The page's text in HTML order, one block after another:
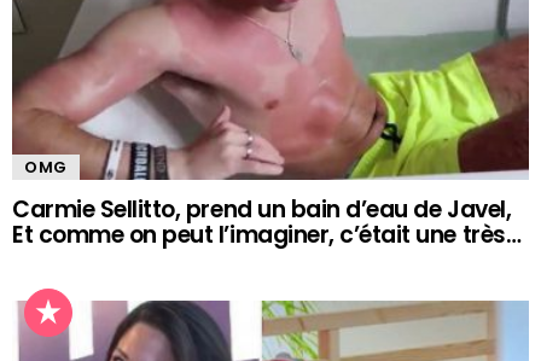
OMG
Carmie Sellitto, prend un bain d’eau de Javel,
Et comme on peut l’imaginer, c’était une très…